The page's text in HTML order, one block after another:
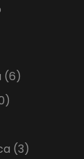
(6)
(3)